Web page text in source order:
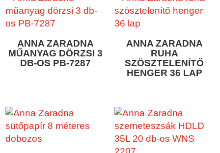
ANNA ZARADNA
MŰANYAG DÖRZSI 3
DB-OS PB-7287
ANNA ZARADNA
RUHA
SZÖSZTELENÍTŐ
HENGER 36 LAP